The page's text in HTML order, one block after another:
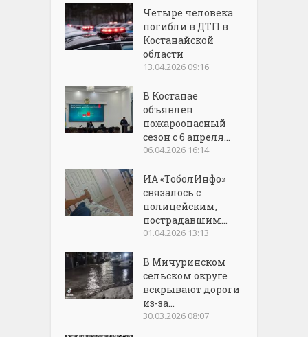
Четыре человека
погибли в ДТП в
Костанайской
области
13.04.2026 09:16
В Костанае
объявлен
пожароопасный
сезон с 6 апреля...
06.04.2026 16:14
ИА «ТоболИнфо»
связалось с
полицейским,
пострадавшим...
01.04.2026 13:13
В Мичуринском
сельском округе
вскрывают дороги
из-за...
30.03.2026 08:07